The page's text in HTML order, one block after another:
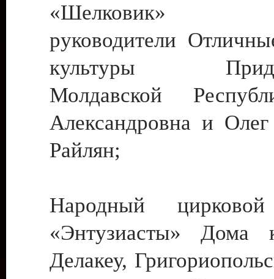
«Шелковик»
руководители
культуры
Молдавской
Александровна и
Райлян;
Народный цирковой
«Энтузиасты» Дома
Делакеу,